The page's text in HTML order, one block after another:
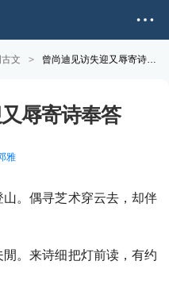
文 > 曾尚迪见访失迎又辱寄诗奉答原文和赏析
辱寄诗奉答
雅
。偶寻芝术穿云去，却伴
。来诗细把灯前读，有约